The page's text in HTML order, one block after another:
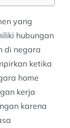
yang
hubungan
di negara
ketika
home
kerja
karena